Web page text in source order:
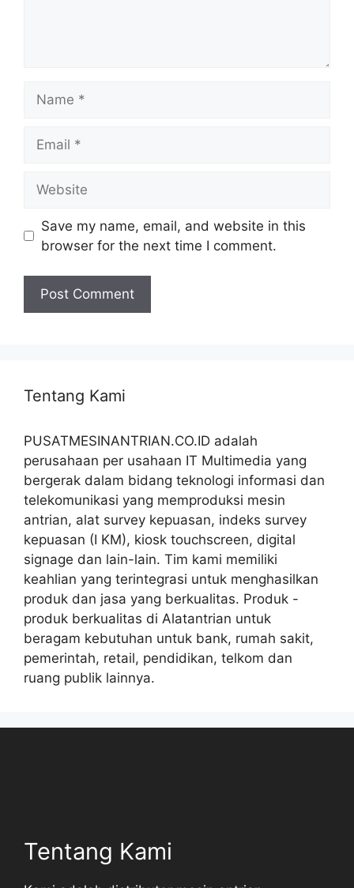
Save my name, email, and website in this
browser for the next time I comment.
Tentang Kami
PUSATMESINANTRIAN.CO.ID adalah
perusahaan per usahaan IT Multimedia yang
bergerak dalam bidang teknologi informasi dan
telekomunikasi yang memproduksi mesin
antrian, alat survey kepuasan, indeks survey
kepuasan (I KM), kiosk touchscreen, digital
signage dan lain-lain. Tim kami memiliki
keahlian yang terintegrasi untuk menghasilkan
produk dan jasa yang berkualitas. Produk -
produk berkualitas di Alatantrian untuk
beragam kebutuhan untuk bank, rumah sakit,
pemerintah, retail, pendidikan, telkom dan
ruang publik lainnya.
Tentang Kami